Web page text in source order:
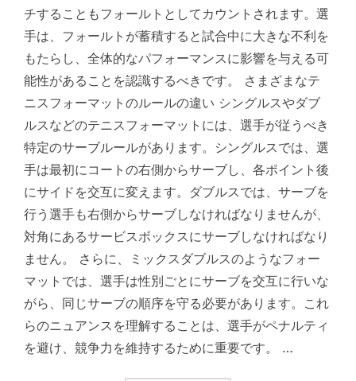
チすることもフォールトとしてカウントされます。選
手は、フォールトが蓄積すると試合中に大きな不利を
もたらし、全体的なパフォーマンスに影響を与える可
能性があることを認識するべきです。 さまざまなテ
ニスフォーマットのルールの違い シングルスやダブ
ルスなどのテニスフォーマットには、選手が従うべき
特定のサーブルールがあります。シングルスでは、選
手は最初にコートの右側からサーブし、各ポイント後
にサイドを交互に変えます。ダブルスでは、サーブを
行う選手も右側からサーブしなければなりませんが、
対角にあるサービスボックスにサーブしなければなり
ません。 さらに、ミックスダブルスのようなフォー
マットでは、選手は性別ごとにサーブを交互に行いな
がら、同じサーブの順序を守る必要があります。これ
らのニュアンスを理解することは、選手がペナルティ
を避け、競争力を維持するために重要です。 …